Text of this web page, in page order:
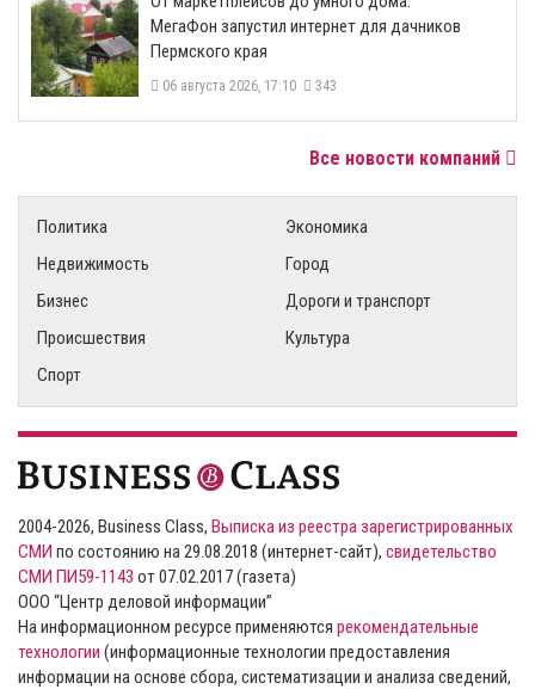
МегаФон запустил интернет для дачников
Пермского края
06 августа 2026, 17:10 343
Все новости компаний
Политика
Экономика
Недвижимость
Город
Бизнес
Дороги и транспорт
Происшествия
Культура
Спорт
2004-2026, Business Class, Выписка из реестра зарегистрированных
СМИ по состоянию на 29.08.2018 (интернет-сайт), свидетельство
СМИ ПИ59-1143 от 07.02.2017 (газета)
ООО “Центр деловой информации”
На информационном ресурсе применяются рекомендательные
технологии (информационные технологии предоставления
информации на основе сбора, систематизации и анализа сведений,